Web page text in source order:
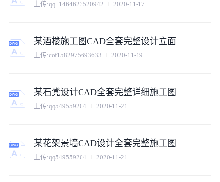
上传:qq_1464623520942 2020-11-17
某酒楼施工图CAD全套完整设计立面
上传:cof1582975693633 2020-11-19
某石凳设计CAD全套完整详细施工图
上传:qq549559204 2020-11-21
某花架景墙CAD设计全套完整施工图
上传:qq549559204 2020-11-21